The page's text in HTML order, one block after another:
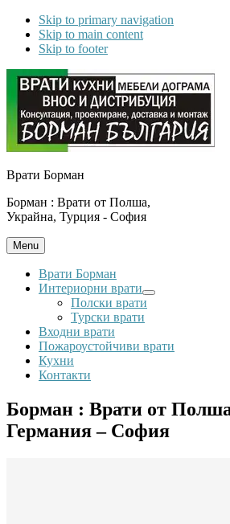
Skip to primary navigation
Skip to main content
Skip to footer
Врати Борман
Борман : Врати от Полша,
Украйна, Турция - София
Menu
Врати Борман
Интериорни врати
Submenu
Полски врати
Турски врати
Входни врати
Пожароустойчиви врати
Кухни
Контакти
Борман : Врати от
Германия – София